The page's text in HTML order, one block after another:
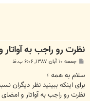
نظرت رو راجب به
پ
ت
جمعه ۱۰ آبان ۱۳۸۷, ۶:۰۶ ب.ظ
سلام به همه ؛
برای اینکه ببینید نظر
نظرت رو راجب به آواتار و